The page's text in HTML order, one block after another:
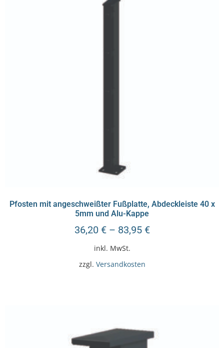
Pfosten mit angeschweißter Fußplatte, Abdeckleiste 40 x
5mm und Alu-Kappe
36,20 €– 83,95 €
inkl. MwSt.
zzgl. Versandkosten